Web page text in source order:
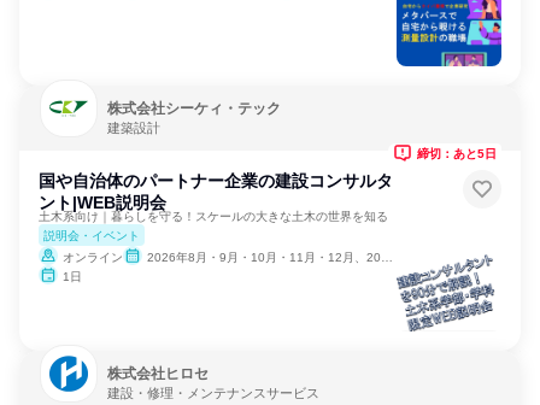
株式会社シーケィ・テック
建築設計
国や自治体のパートナー企業の建設コンサルタ
ント|WEB説明会
土木系向け｜暮らしを守る！スケールの大きな土木の世界を知る
説明会・イベント
オンライン
2026年8月・9月・10月・11月・12月、2027年1月
1日
締切：あと5日
株式会社ヒロセ
建設・修理・メンテナンスサービス